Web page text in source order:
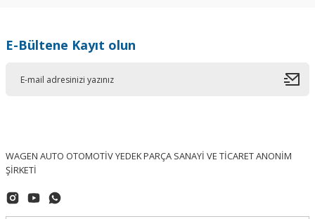
E-Bültene Kayıt olun
WAGEN AUTO OTOMOTİV YEDEK PARÇA SANAYİ VE TİCARET ANONİM
ŞİRKETİ